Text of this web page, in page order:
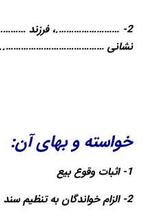
2- …………………….، فرزند
نشانی …………………………………..
خواسته و بهای آن:
1- اثبات وقوع بیع
2- الزام خواندگان به تنظیم سند رسمی مالکیت به نام اینجانب